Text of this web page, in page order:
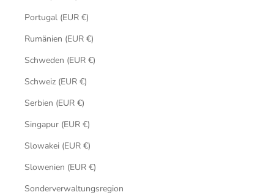
Portugal (EUR €)
Rumänien (EUR €)
Schweden (EUR €)
Schweiz (EUR €)
Serbien (EUR €)
Singapur (EUR €)
Slowakei (EUR €)
Slowenien (EUR €)
Sonderverwaltungsregion